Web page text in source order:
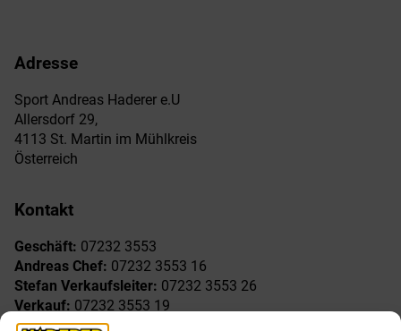
Adresse
Sport Andreas Haderer e.U
Allersdorf 29,
4113 St. Martin im Mühlkreis
Österreich
Kontakt
Geschäft: 07232 3553
Andreas Chef: 07232 3553 16
Stefan Verkaufsleiter: 07232 3553 26
Verkauf: 07232 3553 19
Reklamationen: